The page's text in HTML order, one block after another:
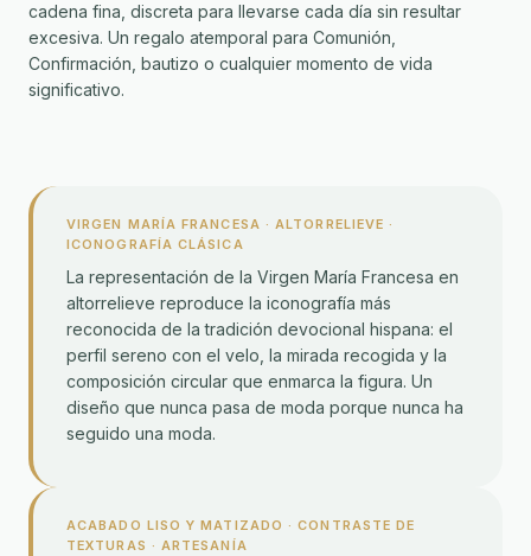
cadena fina, discreta para llevarse cada día sin resultar
excesiva. Un regalo atemporal para Comunión,
Confirmación, bautizo o cualquier momento de vida
significativo.
VIRGEN MARÍA FRANCESA · ALTORRELIEVE ·
ICONOGRAFÍA CLÁSICA
La representación de la Virgen María Francesa en
altorrelieve reproduce la iconografía más
reconocida de la tradición devocional hispana: el
perfil sereno con el velo, la mirada recogida y la
composición circular que enmarca la figura. Un
diseño que nunca pasa de moda porque nunca ha
seguido una moda.
ACABADO LISO Y MATIZADO · CONTRASTE DE
TEXTURAS · ARTESANÍA